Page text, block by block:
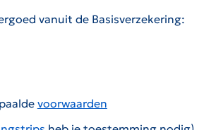
vanuit de Basisverzekering:
voorwaarden